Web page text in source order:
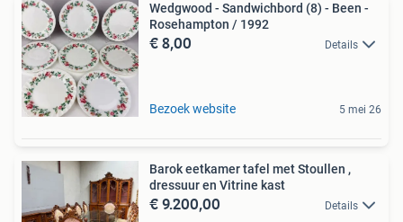
Wedgwood - Sandwichbord (8) - Been -
Rosehampton / 1992
€ 8,00 Details
Bezoek website 5 mei 26
Barok eetkamer tafel met Stoullen ,
dressuur en Vitrine kast
€ 9.200,00 Details